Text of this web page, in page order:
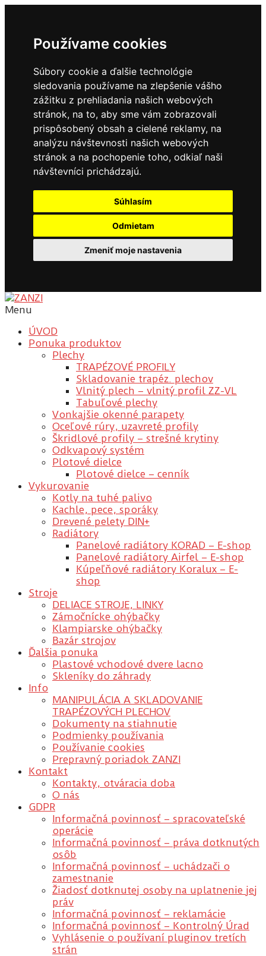
Používame cookies
Súbory cookie a ďalšie technológie
sledovania používame na zlepšenie vášho
zážitku z prehliadania našich webových
stránok, na to, aby sme vám zobrazovali
prispôsobený obsah a cielené reklamy, na
analýzu návštevnosti našich webových
stránok a na pochopenie toho, odkiaľ naši
návštevníci prichádzajú.
Súhlasím
Odmietam
Zmeniť moje nastavenia
Menu
ÚVOD
Ponuka produktov
Plechy
TRAPÉZOVÉ PROFILY
Skladovanie trapéz. plechov
Vlnitý plech – vlnitý profil ZZ-VL
Tabuľové plechy
Vonkajšie okenné parapety
Oceľové rúry, uzavreté profily
Škridlové profily – strešné krytiny
Odkvapový systém
Plotové dielce
Plotové dielce – cenník
Vykurovanie
Kotly na tuhé palivo
Kachle, pece, sporáky
Drevené pelety DIN+
Radiátory
Panelové radiátory KORAD – E-shop
Panelové radiátory Airfel – E-shop
Kúpeľňové radiátory Koralux – E-
shop
Stroje
DELIACE STROJE, LINKY
Zámočnícke ohýbačky
Klampiarske ohýbačky
Bazár strojov
Ďalšia ponuka
Plastové vchodové dvere lacno
Skleníky do záhrady
Info
MANIPULÁCIA A SKLADOVANIE
TRAPÉZOVÝCH PLECHOV
Dokumenty na stiahnutie
Podmienky používania
Používanie cookies
Prepravný poriadok ZANZI
Kontakt
Kontakty, otváracia doba
O nás
GDPR
Informačná povinnosť – spracovateľské
operácie
Informačná povinnosť – práva dotknutých
osôb
Informačná povinnosť – uchádzači o
zamestnanie
Žiadosť dotknutej osoby na uplatnenie jej
práv
Informačná povinnosť – reklamácie
Informačná povinnosť – Kontrolný Úrad
Vyhlásenie o používaní pluginov tretích
strán